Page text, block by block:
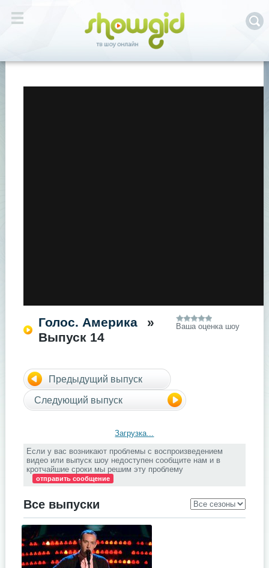
Голос. Америка
»
Выпуск 14
Ваша оценка шоу
Предыдущий выпуск
Следующий выпуск
Загрузка...
Если у вас возникают проблемы с воспроизведением
видео или выпуск шоу недоступен сообщите нам и в
кротчайшие сроки мы решим эту проблему
отправить сообщение
Все выпуски